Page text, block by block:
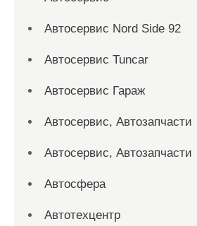
Автосервис Nord Side 92
Автосервис Tuncar
Автосервис Гараж
Автосервис, Автозапчасти
Автосервис, Автозапчасти
Автосфера
Автотехцентр